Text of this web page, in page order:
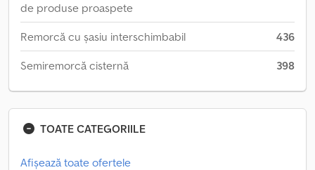
de produse proaspete
Remorcă cu șasiu interschimbabil 436
Semiremorcă cisternă 398
TOATE CATEGORIILE
Afișează toate ofertele